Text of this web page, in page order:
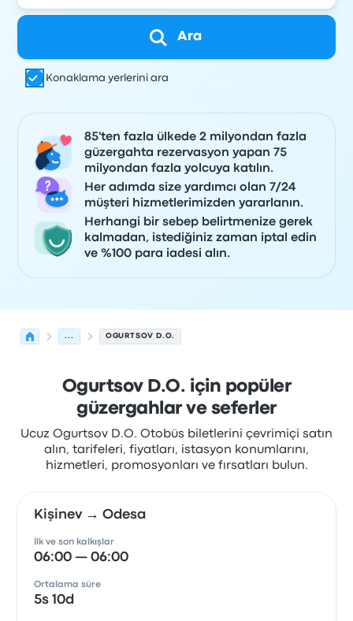
Ara
Konaklama yerlerini ara
85'ten fazla ülkede 2 milyondan fazla
güzergahta rezervasyon yapan 75
milyondan fazla yolcuya katılın.
Her adımda size yardımcı olan 7/24
müşteri hizmetlerimizden yararlanın.
Herhangi bir sebep belirtmenize gerek
kalmadan, istediğiniz zaman iptal edin
ve %100 para iadesi alın.
... OGURTSOV D.O.
Ogurtsov D.O. için popüler
güzergahlar ve seferler
Ucuz Ogurtsov D.O. Otobüs biletlerini çevrimiçi satın
alın, tarifeleri, fiyatları, istasyon konumlarını,
hizmetleri, promosyonları ve fırsatları bulun.
Kişinev → Odesa
İlk ve son kalkışlar
06:00 — 06:00
Ortalama süre
5s 10d